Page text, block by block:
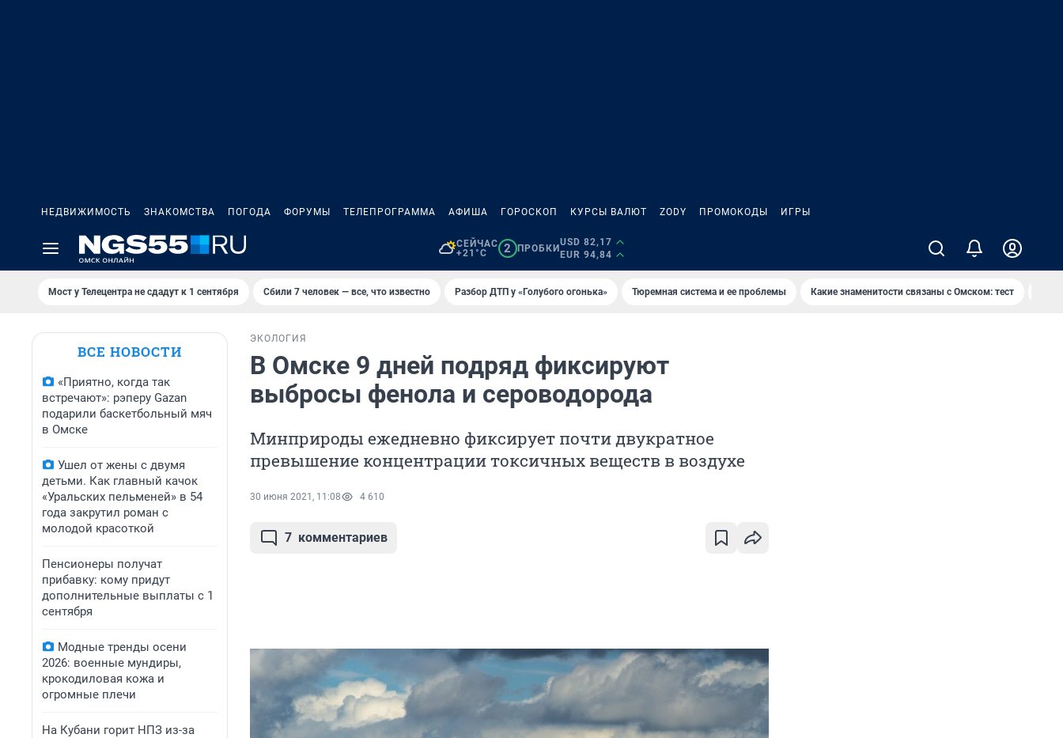
НЕДВИЖИМОСТЬ ЗНАКОМСТВА ПОГОДА ФОРУМЫ ТЕЛЕПРОГРАММА АФИША ГОРОСКОП КУРСЫ ВАЛЮТ ZODY ПРОМОКОДЫ ИГРЫ
СЕЙЧАС
+21°C
2 ПРОБКИ
USD 82,17
EUR 94,84
Мост у Телецентра не сдадут к 1 сентября Сбили 7 человек — все, что известно Разбор ДТП у «Голубого огонька» Тюремная система и ее проблемы Какие знаменитости связаны с Омском: тест
ВСЕ НОВОСТИ
«Приятно, когда так
встречают»: рэперу Gazan
подарили баскетбольный мяч
в Омске
Ушел от жены с двумя
детьми. Как главный качок
«Уральских пельменей» в 54
года закрутил роман с
молодой красоткой
Пенсионеры получат
прибавку: кому придут
дополнительные выплаты с 1
сентября
Модные тренды осени
2026: военные мундиры,
крокодиловая кожа и
огромные плечи
На Кубани горит НПЗ из-за
ЭКОЛОГИЯ
В Омске 9 дней подряд фиксируют
выбросы фенола и сероводорода
Минприроды ежедневно фиксирует почти двукратное
превышение концентрации токсичных веществ в воздухе
30 июня 2021, 11:08 4 610
7 комментариев